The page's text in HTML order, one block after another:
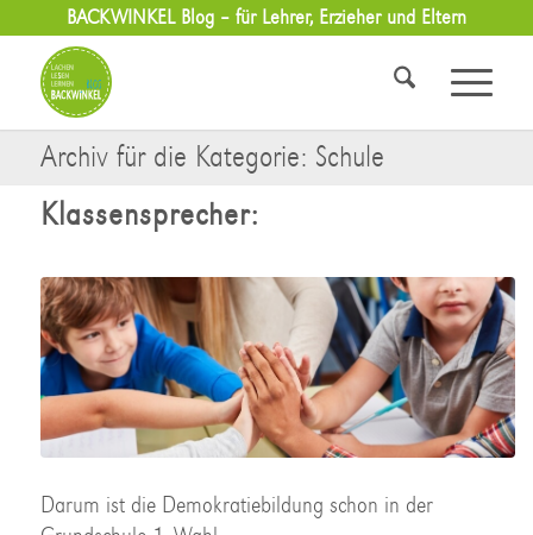
BACKWINKEL Blog – für Lehrer, Erzieher und Eltern
Archiv für die Kategorie: Schule
Klassensprecher:
Darum ist die Demokratiebildung schon in der